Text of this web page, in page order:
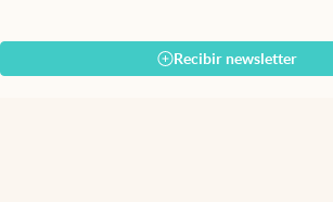
Recibir newsletter